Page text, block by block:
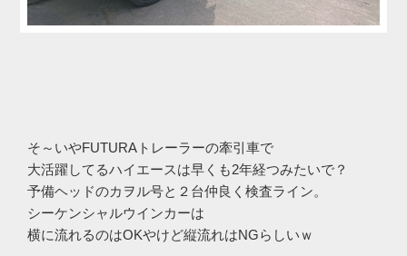
そ～いやFUTURAトレーラーの牽引車で
大活躍してるハイエースは早くも2年経つみたいで？
予備ヘッドのカヲル号と２台仲良く検査ライン。
シーケンシャルウインカーは
横に流れるのはOKやけど縦流れはNGらしいｗ